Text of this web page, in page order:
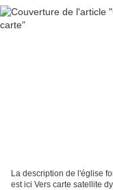
La description de l'église
est ici Vers carte satellite